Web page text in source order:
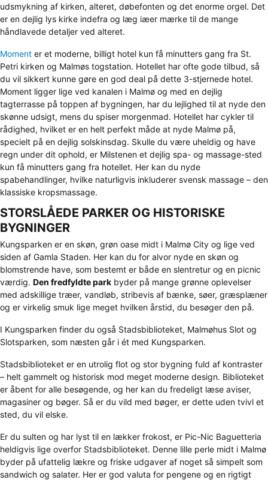
udsmykning af kirken, alteret, døbefonten og det enorme orgel. Det
er en dejlig lys kirke indefra og læg iæer mærke til de mange
håndlavede detaljer ved alteret.
Moment er et moderne, billigt hotel kun få minutters gang fra St.
Petri kirken og Malmøs togstation. Hotellet har ofte gode tilbud, så
du vil sikkert kunne gøre en god deal på dette 3-stjernede hotel.
Moment ligger lige ved kanalen i Malmø og med en dejlig
tagterrasse på toppen af bygningen, har du lejlighed til at nyde den
skønne udsigt, mens du spiser morgenmad. Hotellet har cykler til
rådighed, hvilket er en helt perfekt måde at nyde Malmø på,
specielt på en dejlig solskinsdag. Skulle du være uheldig og have
regn under dit ophold, er Milstenen et dejlig spa- og massage-sted
kun få minutters gang fra hotellet. Her kan du nyde
spabehandlinger, hvilke naturligvis inkluderer svensk massage – den
klassiske kropsmassage.
STORSLÅEDE PARKER OG HISTORISKE
BYGNINGER
Kungsparken er en skøn, grøn oase midt i Malmø City og lige ved
siden af Gamla Staden. Her kan du for alvor nyde en skøn og
blomstrende have, som bestemt er både en slentretur og en picnic
værdig. Den fredfyldte park byder på mange grønne oplevelser
med adskillige træer, vandløb, stribevis af bænke, søer, græsplæner
og er virkelig smuk lige meget hvilken årstid, du besøger den på.
I Kungsparken finder du også Stadsbiblioteket, Malmøhus Slot og
Slotsparken, som næsten går i ét med Kungsparken.
Stadsbiblioteket er en utrolig flot og stor bygning fuld af kontraster
– helt gammelt og historisk mod meget moderne design. Biblioteket
er åbent for alle besøgende, og her kan du fredeligt læse aviser,
magasiner og bøger. Så er du vild med bøger, er dette uden tvivl et
sted, du vil elske.
Er du sulten og har lyst til en lækker frokost, er Pic-Nic Baguetteria
heldigvis lige overfor Stadsbiblioteket. Denne lille perle midt i Malmø
byder på ufattelig lækre og friske udgaver af noget så simpelt som
sandwich og salater. Her er god valuta for pengene og en rigtigt